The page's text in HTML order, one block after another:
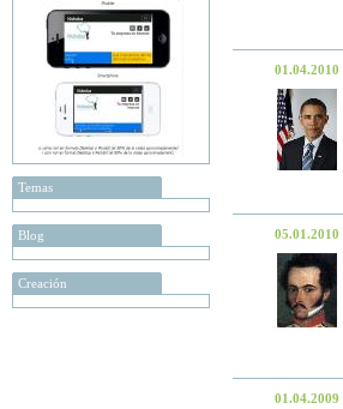
Temas
Blog
Creación
01.04.2010
05.01.2010
01.04.2009